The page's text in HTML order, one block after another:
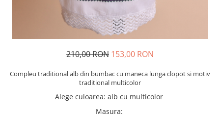
210,00 RON 153,00 RON
Compleu traditional alb din bumbac cu maneca lunga clopot si motiv
traditional multicolor
Alege culoarea: alb cu multicolor
Masura: